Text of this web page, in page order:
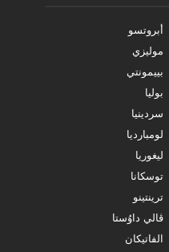
أبروتسو
موليزي
بييمونتي
بوليا
سردينيا
لومبارديا
ليغوريا
توسكانا
ترينتينو
ڤالي داوُستا
الفاتيكان